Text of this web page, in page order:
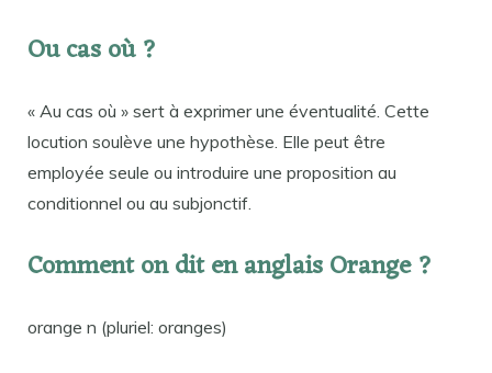
Ou cas où ?
« Au cas où » sert à exprimer une éventualité. Cette
locution soulève une hypothèse. Elle peut être
employée seule ou introduire une proposition au
conditionnel ou au subjonctif.
Comment on dit en anglais Orange ?
orange n (pluriel: oranges)